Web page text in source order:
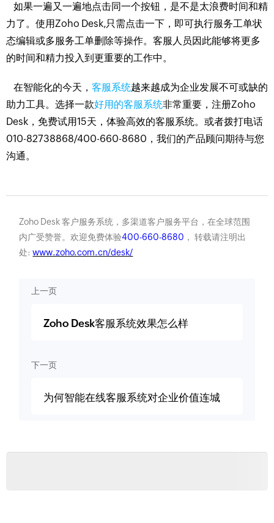
如果一遍又一遍地点击同一个按钮，是不是太浪费时间和精
力了。使用Zoho Desk,只需点击一下，即可执行服务工单状
态编辑或多服务工单删除等操作。客服人员因此能够将更多
的时间和精力投入到更重要的工作中。
在智能化的今天， 客服系统越来越成为企业发展不可或缺的
助力工具。选择一款好用的客服系统非常重要，注册Zoho
Desk，免费试用15天，体验高效的客服系统。或者拨打电话
010-82738868/400-660-8680，我们的产品顾问期待与您
沟通。
Zoho Desk 客户服务系统，多渠道客户服务平台，在全球范围
内广受赞誉。欢迎免费体验400-660-8680 ， 转载请注明出
处:www.zoho.com.cn/desk/
上一页
Zoho Desk客服系统效果怎么样
下一页
为何智能在线客服系统对企业价值连城